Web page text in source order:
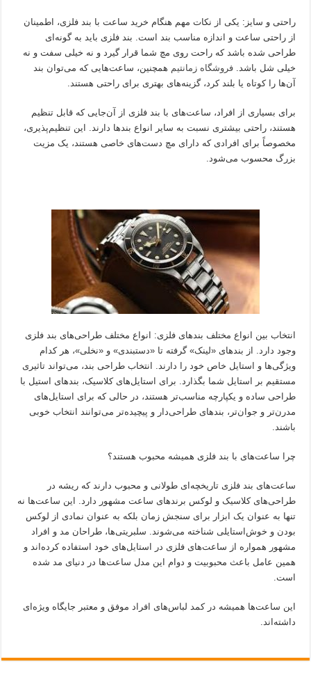
راحتی و سایز: یکی از نکات مهم هنگام خرید ساعت با بند فلزی، اطمینان
از راحتی ساعت و اندازه مناسب بند است. بند فلزی باید به گونه‌ای
طراحی شده باشد که راحت روی مچ شما قرار گیرد و نه خیلی سفت و نه
خیلی شل باشد.فروشگاه زمانتیم همچنین، ساعت‌هایی که می‌توان بند
آن‌ها را کوتاه یا بلند کرد، گزینه‌های بهتری برای راحتی هستند.
برای بسیاری از افراد، ساعت‌های با بند فلزی از آن‌جایی که قابل تنظیم
هستند، راحتی بیشتری نسبت به سایر انواع بندها دارند. این تنظیم‌پذیری،
مخصوصاً برای افرادی که دارای مچ دست‌های خاصی هستند، یک مزیت
بزرگ محسوب می‌شود.
انتخاب بین انواع مختلف بندهای فلزی: انواع مختلف طراحی‌های بند فلزی
وجود دارد. از بندهای «لینک» گرفته تا «دستبندی» و «نخلی»، هر کدام
ویژگی‌ها و استایل خاص خود را دارند. انتخاب طراحی بند، می‌تواند تاثیری
مستقیم بر استایل شما بگذارد. برای استایل‌های کلاسیک، بندهای استیل با
طراحی ساده و یکپارچه مناسب‌تر هستند، در حالی که برای استایل‌های
مدرن‌تر و جوان‌تر، بندهای طراحی‌دار و پیچیده‌تر می‌توانند انتخاب خوبی
باشند.
چرا ساعت‌های با بند فلزی همیشه محبوب هستند؟
ساعت‌های بند فلزی تاریخچه‌ای طولانی و محبوب دارند که ریشه در
طراحی‌های کلاسیک و لوکس برندهای ساعت مشهور دارد. این ساعت‌ها نه
تنها به عنوان یک ابزار برای سنجش زمان بلکه به عنوان نمادی از لوکس
بودن و خوش‌استایلی شناخته می‌شوند. سلبریتی‌ها، طراحان مد و افراد
مشهور همواره از ساعت‌های فلزی در استایل‌های خود استفاده کرده‌اند و
همین عامل باعث محبوبیت و دوام این مدل ساعت‌ها در دنیای مد شده
است.
این ساعت‌ها همیشه در کمد لباس‌های افراد موفق و معتبر جایگاه ویژه‌ای
داشته‌اند.